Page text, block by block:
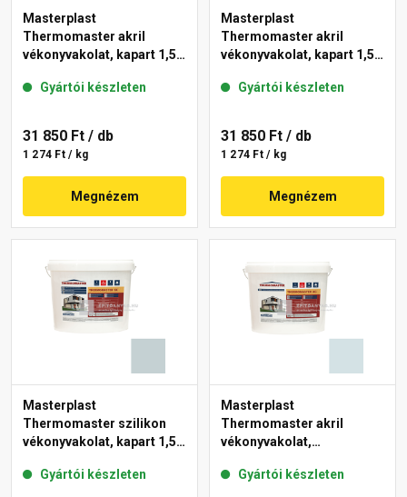
Masterplast
Thermomaster akril
vékonyvakolat, kapart 1,5
Gyártói készleten
31 850 Ft / db
1 274 Ft / kg
Megnézem
Masterplast
Thermomaster akril
vékonyvakolat, kapart 1,5
Gyártói készleten
31 850 Ft / db
1 274 Ft / kg
Megnézem
Masterplast
Thermomaster szilikon
vékonyvakolat, kapart 1,5
Gyártói készleten
Masterplast
Thermomaster akril
vékonyvakolat,
36-F 25 kg
Gyártói készleten